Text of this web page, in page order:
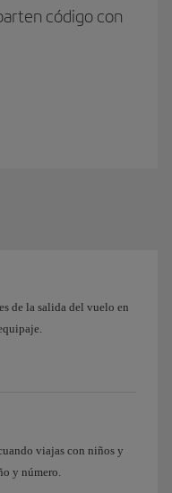
código con
de la salida del vuelo en
viajas con niños y
y número.